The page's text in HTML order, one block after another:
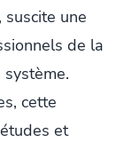
une
de la
cette
et